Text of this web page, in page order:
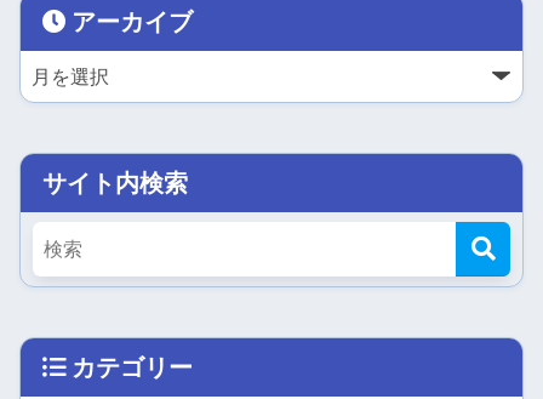
アーカイブ
サイト内検索
カテゴリー